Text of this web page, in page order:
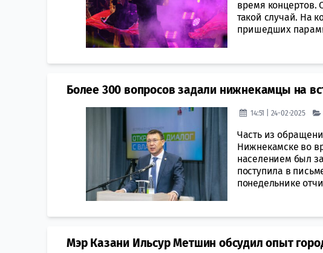
время концертов.
такой случай. На
пришедших
Более 300 вопросов задали нижнекамцы на
14:51 | 24-02-2025
Часть из
Нижнекамске во
населением был
поступила в
понедельнике
Мэр Казани Ильсур Метшин обсудил опыт